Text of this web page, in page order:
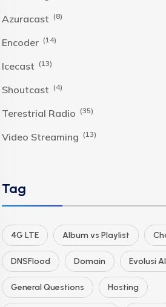
Azuracast (8)
Encoder (14)
Icecast (13)
Shoutcast (4)
Terestrial Radio (35)
Video Streaming (13)
Tag
4G LTE Album vs Playlist
DNSFlood Domain Evolusi
General Questions Hosting